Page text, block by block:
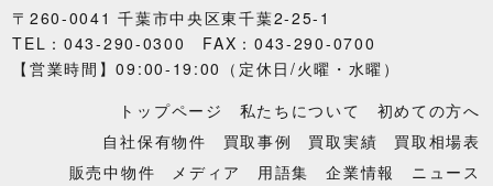
〒260-0041 千葉市中央区東千葉2-25-1
TEL：043-290-0300 FAX：043-290-0700
【営業時間】09:00-19:00（定休日/火曜・水曜）
トップページ
私たちについて
初めての方へ
自社保有物件
買取事例 買取実績
買取相場表
販売中物件
メディア 用語集 企業情報 ニュース